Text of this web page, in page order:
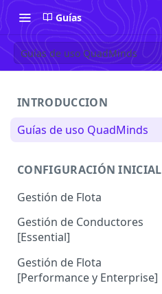
Guías
Guías de uso QuadMinds
INTRODUCCION
Guías de uso QuadMinds
CONFIGURACIÓN INICIAL
Gestión de Flota
Gestión de Conductores
[Essential]
Gestión de Flota
[Performance y Enterprise]